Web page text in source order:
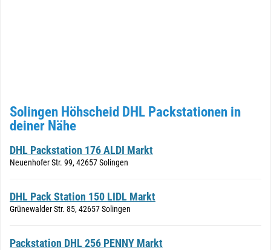
Solingen Höhscheid DHL Packstationen in
deiner Nähe
DHL Packstation 176 ALDI Markt
Neuenhofer Str. 99, 42657 Solingen
DHL Pack Station 150 LIDL Markt
Grünewalder Str. 85, 42657 Solingen
Packstation DHL 256 PENNY Markt